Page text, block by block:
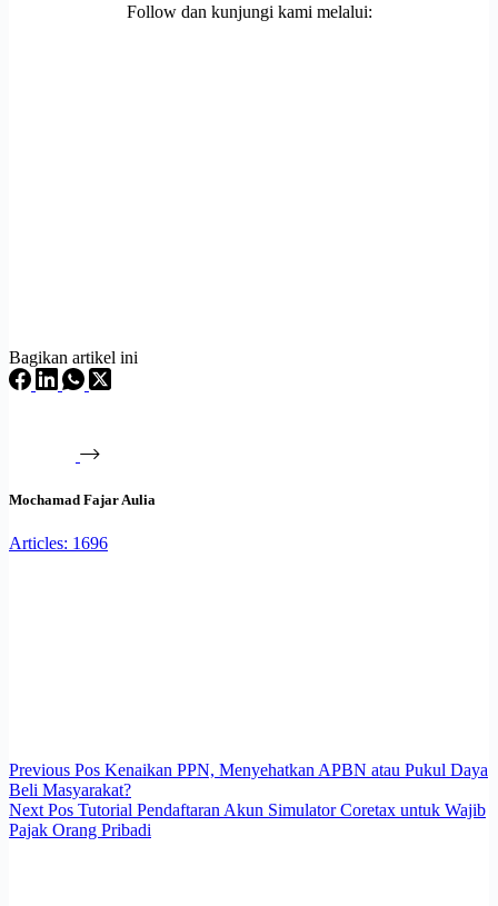
Follow dan kunjungi kami melalui:
Bagikan artikel ini
Mochamad Fajar Aulia
Articles: 1696
Previous Pos Kenaikan PPN, Menyehatkan APBN atau Pukul Daya
Beli Masyarakat?
Next Pos Tutorial Pendaftaran Akun Simulator Coretax untuk Wajib
Pajak Orang Pribadi